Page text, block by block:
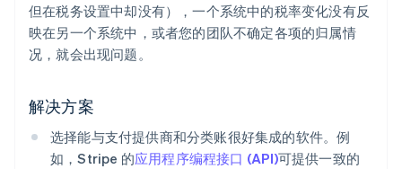
但在税务设置中却没有），一个系统中的税率变化没有反
映在另一个系统中，或者您的团队不确定各项的归属情
况，就会出现问题。
解决方案
选择能与支付提供商和分类账很好集成的软件。例
如，Stripe 的应用程序编程接口 (API)可提供一致的